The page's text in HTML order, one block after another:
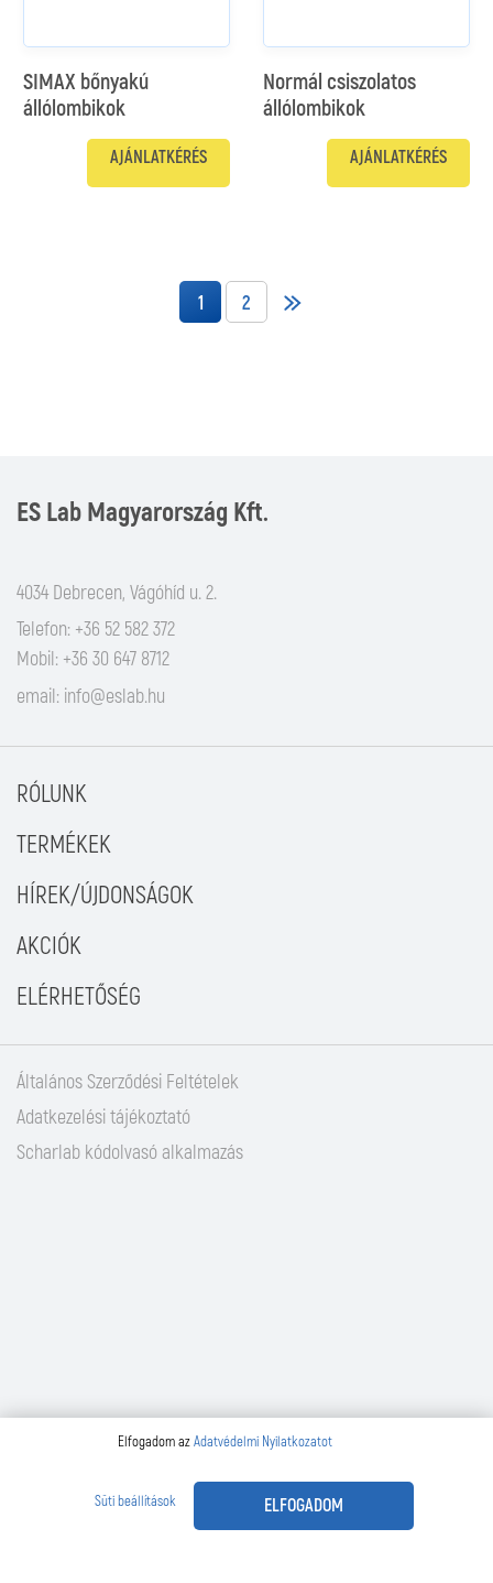
SIMAX bőnyakú
állólombikok
AJÁNLATKÉRÉS
Normál csiszolatos
állólombikok
AJÁNLATKÉRÉS
1 2
ES Lab Magyarország Kft.
4034 Debrecen, Vágóhíd u. 2.
Telefon: +36 52 582 372
Mobil: +36 30 647 8712
email: info@eslab.hu
RÓLUNK
TERMÉKEK
HÍREK/ÚJDONSÁGOK
AKCIÓK
ELÉRHETŐSÉG
Általános Szerződési Feltételek
Adatkezelési tájékoztató
Scharlab kódolvasó alkalmazás
Elfogadom azAdatvédelmi Nyilatkozatot
Süti beállítások ELFOGADOM